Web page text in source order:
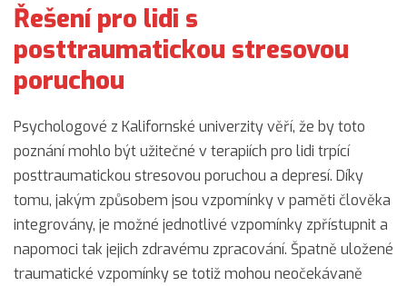
Řešení pro lidi s
posttraumatickou stresovou
poruchou
Psychologové z Kalifornské univerzity věří, že by toto
poznání mohlo být užitečné v terapiích pro lidi trpící
posttraumatickou stresovou poruchou a depresí. Díky
tomu, jakým způsobem jsou vzpomínky v paměti člověka
integrovány, je možné jednotlivé vzpomínky zpřístupnit a
napomoci tak jejich zdravému zpracování. Špatně uložené
traumatické vzpomínky se totiž mohou neočekávaně